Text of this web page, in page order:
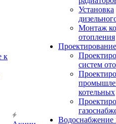
Установка
Монтаж
отопления
Проектирование
систем
котельных
Водоснабжение